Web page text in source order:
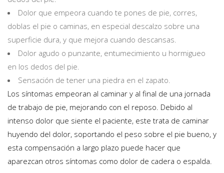
Dolor que empeora cuando te pones de pie, corres,
doblas el pie o caminas, en especial descalzo sobre una
superficie dura, y que mejora cuando descansas.
Dolor agudo o punzante, entumecimiento u hormigueo
en los dedos del pie.
Sensación de tener una piedra en el zapato.
Los síntomas empeoran al caminar y al final de una jornada
de trabajo de pie, mejorando con el reposo. Debido al
intenso dolor que siente el paciente, este trata de caminar
huyendo del dolor, soportando el peso sobre el pie bueno, y
esta compensación a largo plazo puede hacer que
aparezcan otros síntomas como dolor de cadera o espalda.